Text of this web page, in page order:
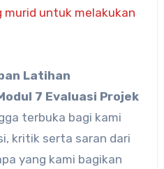
untuk melakukan
Latihan
7 Evaluasi Projek
terbuka bagi kami
kritik serta saran dari
yang kami bagikan